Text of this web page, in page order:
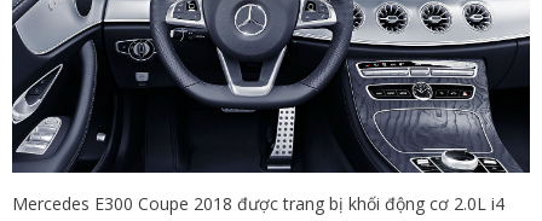
Mercedes E300 Coupe 2018 được trang bị khối động cơ 2.0L i4